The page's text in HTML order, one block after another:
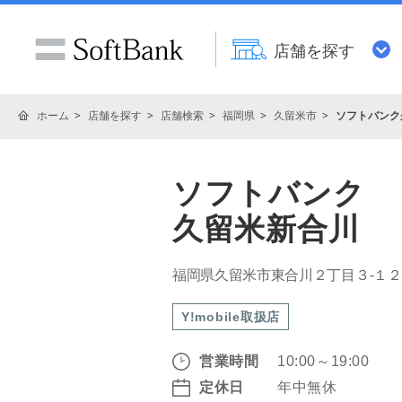
店舗を探す
ホーム 店舗を探す 店舗検索 福岡県 久留米市 ソフトバン
ソフトバンク
久留米新合川
福岡県久留米市東合川２丁目３‐１２
Y!mobile取扱店
営業時間
10:00～19:00
定休日
年中無休